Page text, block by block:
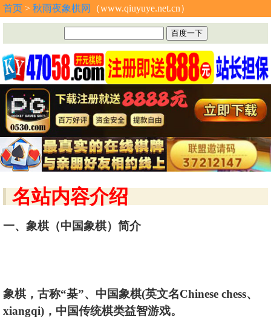
首页 > 秋雨夜象棋网 （www.qiuyuye.net.cn）
名站内容介绍
一、象棋（中国象棋）简介
象棋，古称“棊”、中国象棋(英文名Chinese chess、
xiangqi)，中国传统棋类益智游戏。